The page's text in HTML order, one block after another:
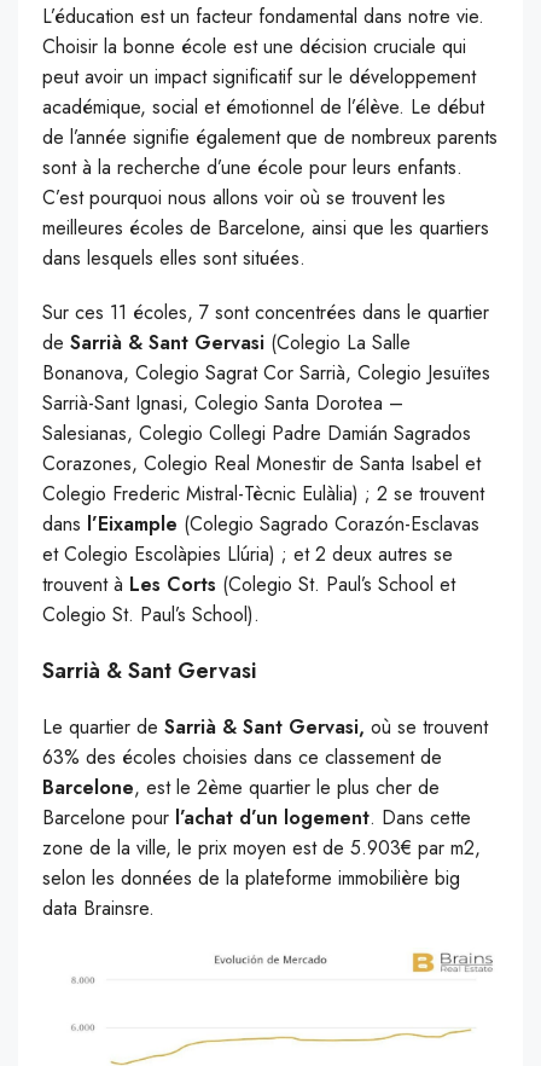
L’éducation est un facteur fondamental dans notre vie.
Choisir la bonne école est une décision cruciale qui
peut avoir un impact significatif sur le développement
académique, social et émotionnel de l’élève. Le début
de l’année signifie également que de nombreux parents
sont à la recherche d’une école pour leurs enfants.
C’est pourquoi nous allons voir où se trouvent les
meilleures écoles de Barcelone, ainsi que les quartiers
dans lesquels elles sont situées.
Sur ces 11 écoles, 7 sont concentrées dans le quartier
de Sarrià & Sant Gervasi (Colegio La Salle
Bonanova, Colegio Sagrat Cor Sarrià, Colegio Jesuïtes
Sarrià-Sant Ignasi, Colegio Santa Dorotea –
Salesianas, Colegio Collegi Padre Damián Sagrados
Corazones, Colegio Real Monestir de Santa Isabel et
Colegio Frederic Mistral-Tècnic Eulàlia) ; 2 se trouvent
dans l’Eixample (Colegio Sagrado Corazón-Esclavas
et Colegio Escolàpies Llúria) ; et 2 deux autres se
trouvent à Les Corts (Colegio St. Paul’s School et
Colegio St. Paul’s School).
Sarrià & Sant Gervasi
Le quartier de Sarrià & Sant Gervasi, où se trouvent
63% des écoles choisies dans ce classement de
Barcelone, est le 2ème quartier le plus cher de
Barcelone pour l’achat d’un logement. Dans cette
zone de la ville, le prix moyen est de 5.903€ par m2,
selon les données de la plateforme immobilière big
data Brainsre.